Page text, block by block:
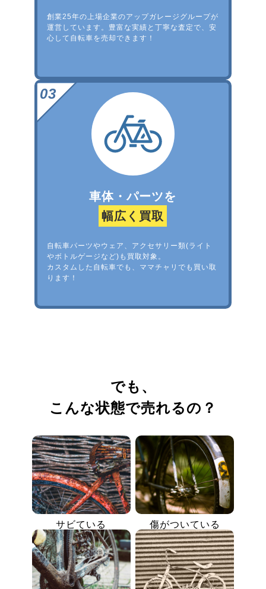
創業25年の上場企業のアップガレージグループが
運営しています。豊富な実績と丁寧な査定で、安
心して自転車を売却できます！
車体・パーツを
幅広く買取
自転車パーツやウェア、アクセサリー類(ライト
やボトルゲージなど)も買取対象。
カスタムした自転車でも、ママチャリでも買い取
ります！
でも、
こんな状態で売れるの？
サビている 傷がついている